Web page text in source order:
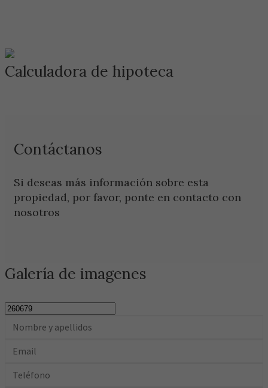
Calculadora de hipoteca
Contáctanos
Si deseas más información sobre esta
propiedad, por favor, ponte en contacto con
nosotros
Galería de imagenes